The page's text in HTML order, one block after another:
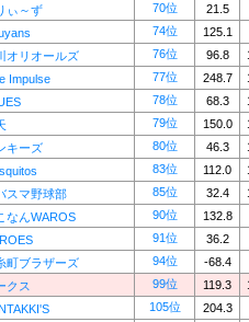
ぃ～ず 70位
21.5
74位
125.1
オリオールズ 76位 96.8
Impulse 77位 248.7
78位 68.3
79位 150.0
キーズ 80位 46.3
83位 112.0
スマ野球部 85位 32.4
なんWAROS 90位
132.8
91位
36.2
町ブラザーズ 94位
-68.4
クス 99位 119.3
105位
204.3